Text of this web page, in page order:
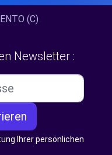
(C)
Newsletter :
Ihrer persönlichen